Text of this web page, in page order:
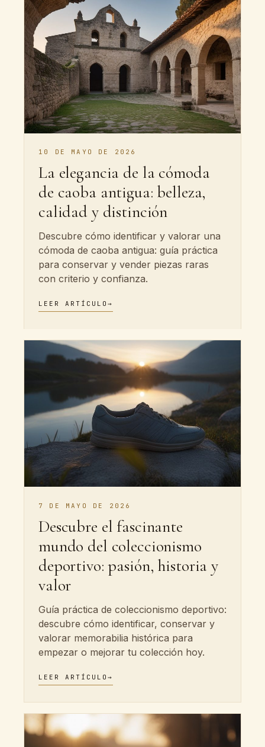
10 DE MAYO DE 2026
La elegancia de la cómoda
de caoba antigua: belleza,
calidad y distinción
Descubre cómo identificar y valorar una
cómoda de caoba antigua: guía práctica
para conservar y vender piezas raras
con criterio y confianza.
LEER ARTÍCULO →
7 DE MAYO DE 2026
Descubre el fascinante
mundo del coleccionismo
deportivo: pasión, historia y
valor
Guía práctica de coleccionismo deportivo:
descubre cómo identificar, conservar y
valorar memorabilia histórica para
empezar o mejorar tu colección hoy.
LEER ARTÍCULO →